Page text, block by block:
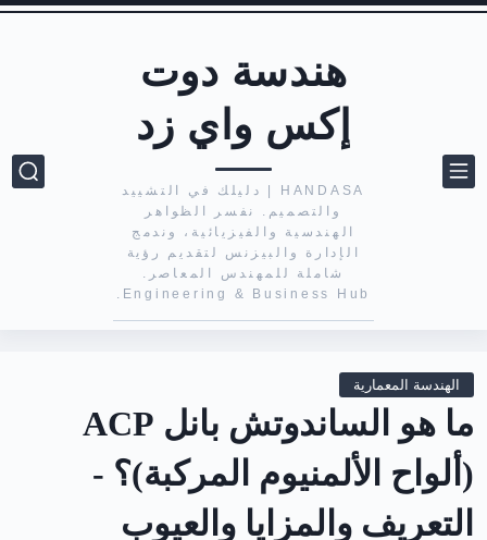
هندسة دوت
إكس واي زد
HANDASA | دليلك في التشييد
والتصميم. نفسر الظواهر
الهندسية والفيزيائية، وندمج
الإدارة والبيزنس لتقديم رؤية
شاملة للمهندس المعاصر.
Engineering & Business Hub.
الهندسة المعمارية
ما هو الساندوتش بانل ACP
(ألواح الألمنيوم المركبة)؟ -
التعريف والمزايا والعيوب